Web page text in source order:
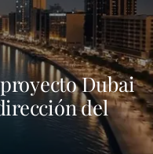
Dubai
del